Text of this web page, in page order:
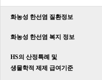
화농성 한선염 질환정보
화농성 한선염 복지 정보
HS의 산정특례 및
생물학적 제제 급여기준